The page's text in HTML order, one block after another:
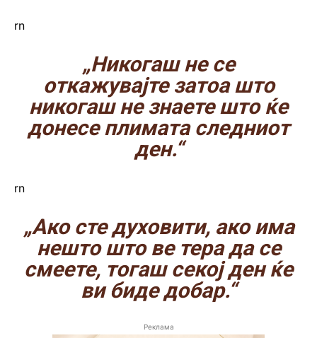
rn
„Никогаш не се
откажувајте затоа што
никогаш не знаете што ќе
донесе плимата следниот
ден.“
rn
„Ако сте духовити, ако има
нешто што ве тера да се
смеете, тогаш секој ден ќе
ви биде добар.“
Реклама